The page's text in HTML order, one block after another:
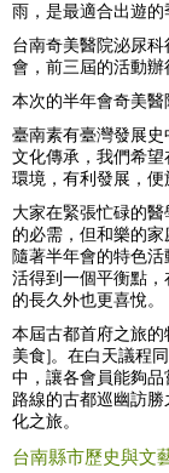
雨，是最適合出遊的
台南奇美醫院泌尿
會，前三屆的活動辦
本次的半年會奇美
臺南素有臺灣發展史
文化傳承，我們希
環境，有利發展，便
大家在緊張忙碌的
的必需，但和樂的
隨著半年會的特色
活得到一個平衡點
的長久外也更喜悅。
本屆古都首府之旅的
美食]。在白天議程
中，讓各會員能夠
路線的古都巡幽訪
化之旅。
台南縣市歷史與文